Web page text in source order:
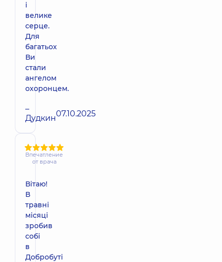
і
велике
серце.
Для
багатьох
Ви
стали
ангелом
охоронцем.
–
Дудкин07.10.2025
Впечатление
от врача
Вітаю!
В
травні
місяці
зробив
собі
в
Добробуті